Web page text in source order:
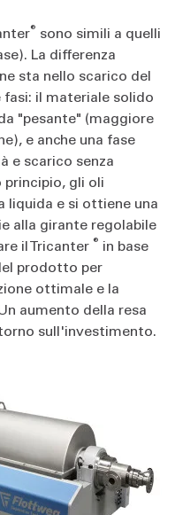
® sono simili a quelli
La differenza
sta nello scarico del
fasi: il materiale solido
"pesante" (maggiore
e anche una fase
e scarico senza
principio, gli oli
liquida e si ottiene una
alla girante regolabile
il Tricanter ® in base
prodotto per
ottimale e la
aumento della resa
sull'investimento.